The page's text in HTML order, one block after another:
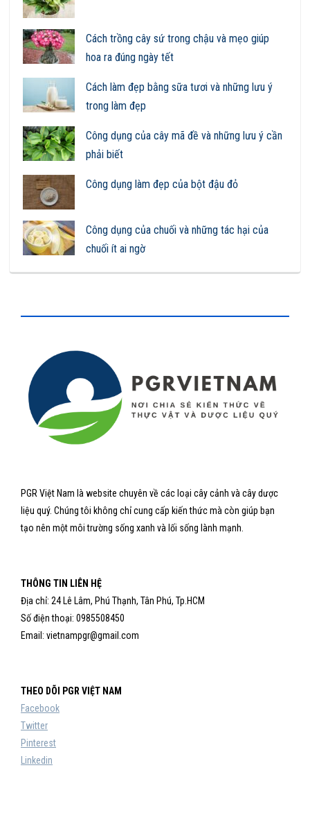
Cách trồng cây sứ trong chậu và mẹo giúp
hoa ra đúng ngày tết
Cách làm đẹp bằng sữa tươi và những lưu ý
trong làm đẹp
Công dụng của cây mã đề và những lưu ý cần
phải biết
Công dụng làm đẹp của bột đậu đỏ
Công dụng của chuối và những tác hại của
chuối ít ai ngờ
PGR Việt Nam là website chuyên về các loại cây cảnh và cây dược
liệu quý. Chúng tôi không chỉ cung cấp kiến thức mà còn giúp bạn
tạo nên một môi trường sống xanh và lối sống lành mạnh.
THÔNG TIN LIÊN HỆ
Địa chỉ: 24 Lê Lâm, Phú Thạnh, Tân Phú, Tp.HCM
Số điện thoại: 0985508450
Email: vietnampgr@gmail.com
THEO DÕI PGR VIỆT NAM
Facebook
Twitter
Pinterest
Linkedin